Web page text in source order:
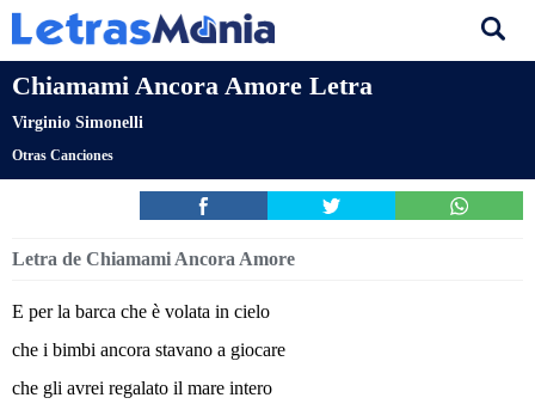
Chiamami Ancora Amore Letra
Virginio Simonelli
Otras Canciones
Letra de Chiamami Ancora Amore
E per la barca che è volata in cielo
che i bimbi ancora stavano a giocare
che gli avrei regalato il mare intero